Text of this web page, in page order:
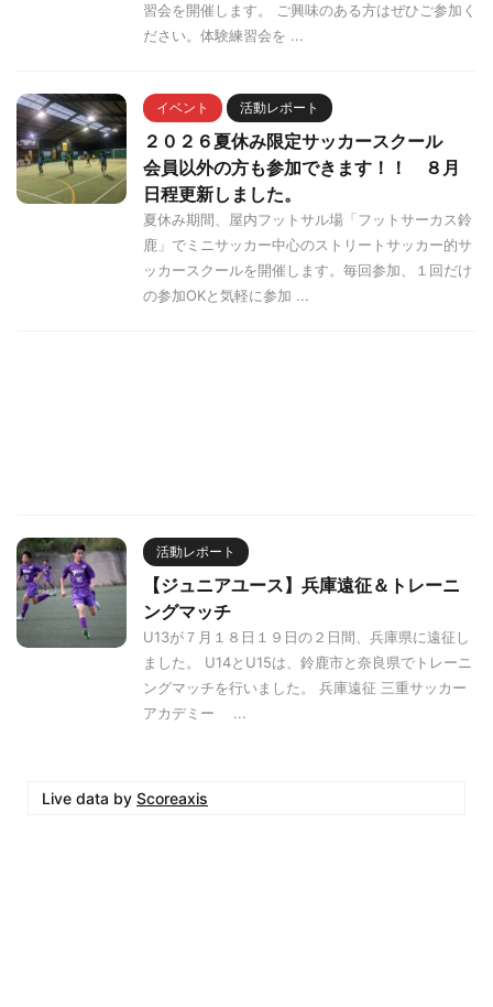
習会を開催します。 ご興味のある方はぜひご参加く
ださい。体験練習会を ...
イベント 活動レポート
２０２６夏休み限定サッカースクール
会員以外の方も参加できます！！ ８月
日程更新しました。
夏休み期間、屋内フットサル場「フットサーカス鈴
鹿」でミニサッカー中心のストリートサッカー的サ
ッカースクールを開催します。毎回参加、１回だけ
の参加OKと気軽に参加 ...
活動レポート
【ジュニアユース】兵庫遠征＆トレーニ
ングマッチ
U13が７月１８日１９日の２日間、兵庫県に遠征し
ました。 U14とU15は、鈴鹿市と奈良県でトレーニ
ングマッチを行いました。 兵庫遠征 三重サッカー
アカデミー ...
Live data by Scoreaxis